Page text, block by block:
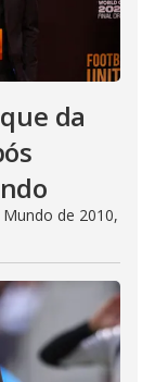
da
de 2010,